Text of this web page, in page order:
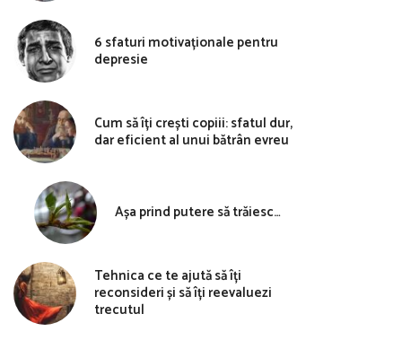
6 sfaturi motivaționale pentru
depresie
Cum să îți crești copiii: sfatul dur,
dar eficient al unui bătrân evreu
Așa prind putere să trăiesc…
Tehnica ce te ajută să îți
reconsideri și să îți reevaluezi
trecutul